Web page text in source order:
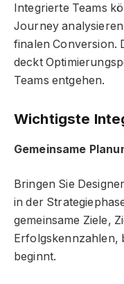
Integrierte Teams
Journey
finalen Conversion.
deckt
Teams entgehen.
Wichtigste
Gemeinsame
Bringen Sie
in der
gemeinsame Ziele,
Erfolgskennzahlen,
beginnt.